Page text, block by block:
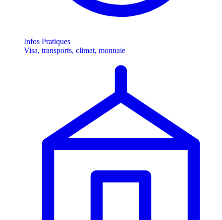
Infos Pratiques
Visa, transports, climat, monnaie